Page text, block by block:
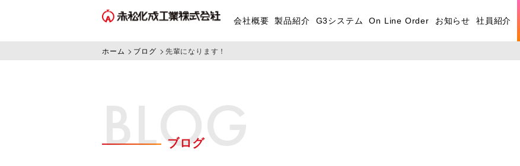
会社概要 製品紹介 G3システム On Line Order お知らせ
社員紹介
ホーム ブログ 先輩になります！
BLOG
ブログ